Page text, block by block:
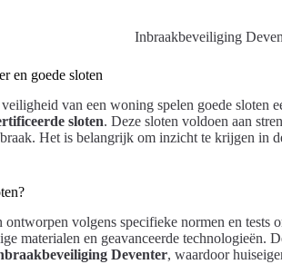
en goede sloten
van een woning spelen goede sloten
sloten. Deze sloten voldoen aan
Het is belangrijk om inzicht te krijgen in
ontworpen volgens specifieke normen en tests
materialen en geavanceerde technologieën.
Deventer, waardoor